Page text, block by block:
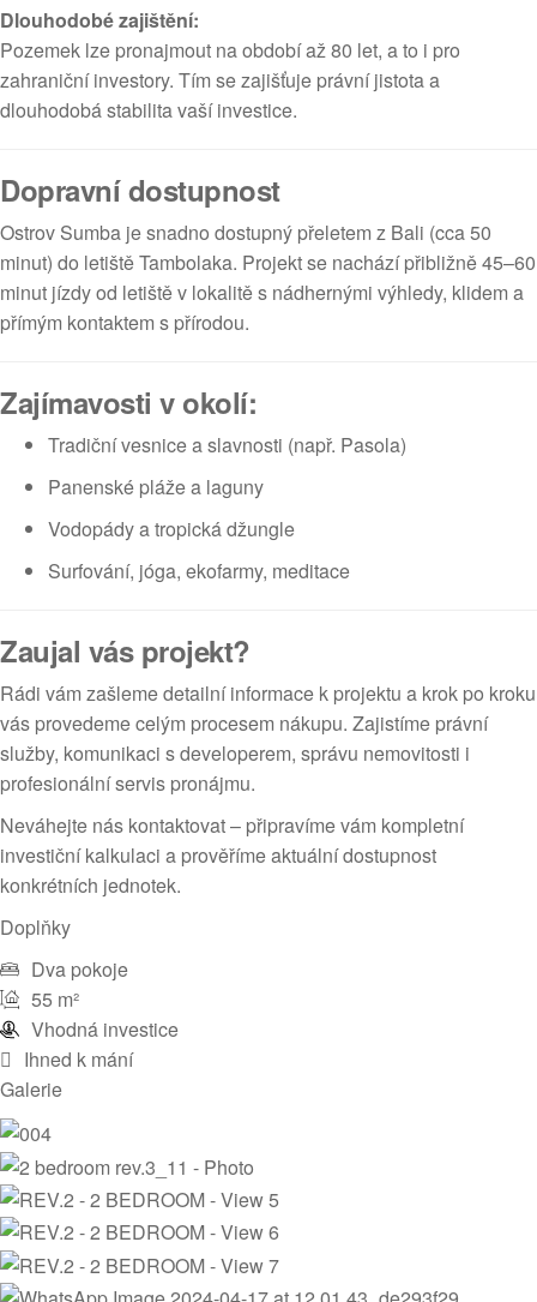
Dlouhodobé zajištění:
Pozemek lze pronajmout na období až 80 let, a to i pro
zahraniční investory. Tím se zajišťuje právní jistota a
dlouhodobá stabilita vaší investice.
Dopravní dostupnost
Ostrov Sumba je snadno dostupný přeletem z Bali (cca 50
minut) do letiště Tambolaka. Projekt se nachází přibližně 45–60
minut jízdy od letiště v lokalitě s nádhernými výhledy, klidem a
přímým kontaktem s přírodou.
Zajímavosti v okolí:
Tradiční vesnice a slavnosti (např. Pasola)
Panenské pláže a laguny
Vodopády a tropická džungle
Surfování, jóga, ekofarmy, meditace
Zaujal vás projekt?
Rádi vám zašleme detailní informace k projektu a krok po kroku
vás provedeme celým procesem nákupu. Zajistíme právní
služby, komunikaci s developerem, správu nemovitosti i
profesionální servis pronájmu.
Neváhejte nás kontaktovat – připravíme vám kompletní
investiční kalkulaci a prověříme aktuální dostupnost
konkrétních jednotek.
Doplňky
Dva pokoje
55 m²
Vhodná investice
Ihned k mání
Galerie